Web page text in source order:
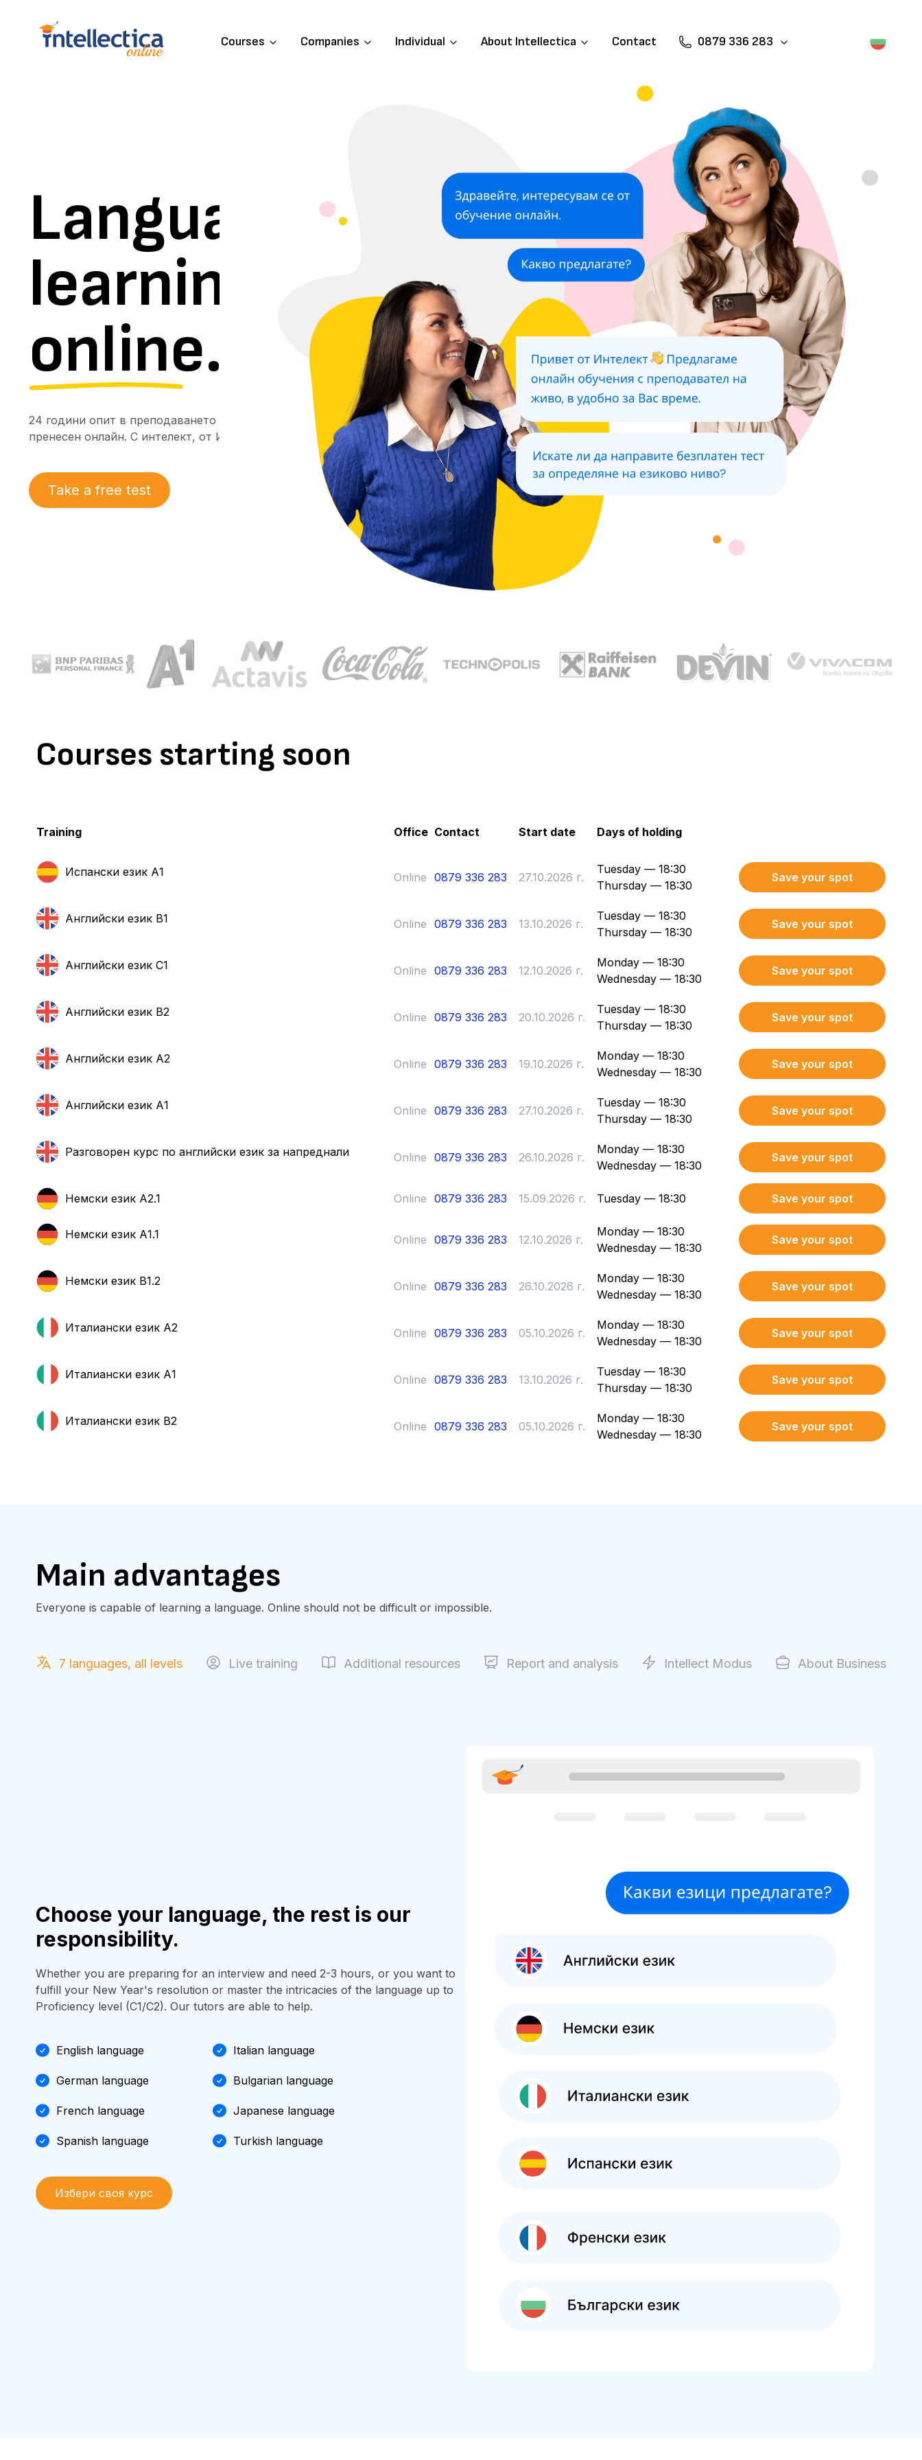
Courses Companies Individual About Intellectica Contact 0879 336 283
Language
learning,
online.
24 години опит в преподаването на чужди езици офлайн,
пренесен онлайн. С интелект, от Интелект.
Take a free test
Courses starting soon
Training Office Contact Start date Days of holding
Испански език А1 Online 0879 336 283 27.10.2026 г.
Tuesday — 18:30
Thursday — 18:30
Save your spot
Английски език B1 Online 0879 336 283 13.10.2026 г.
Tuesday — 18:30
Thursday — 18:30
Save your spot
Английски език С1 Online 0879 336 283 12.10.2026 г.
Monday — 18:30
Wednesday — 18:30
Save your spot
Английски език B2 Online 0879 336 283 20.10.2026 г.
Tuesday — 18:30
Thursday — 18:30
Save your spot
Английски език А2 Online 0879 336 283 19.10.2026 г.
Monday — 18:30
Wednesday — 18:30
Save your spot
Английски език А1 Online 0879 336 283 27.10.2026 г.
Tuesday — 18:30
Thursday — 18:30
Save your spot
Разговорен курс по английски език за напреднали Online 0879 336 283 26.10.2026 г.
Monday — 18:30
Wednesday — 18:30
Save your spot
Немски език А2.1 Online 0879 336 283 15.09.2026 г. Tuesday — 18:30 Save your spot
Немски език А1.1 Online 0879 336 283 12.10.2026 г.
Monday — 18:30
Wednesday — 18:30
Save your spot
Немски език B1.2 Online 0879 336 283 26.10.2026 г.
Monday — 18:30
Wednesday — 18:30
Save your spot
Италиански език А2 Online 0879 336 283 05.10.2026 г.
Monday — 18:30
Wednesday — 18:30
Save your spot
Италиански език А1 Online 0879 336 283 13.10.2026 г.
Tuesday — 18:30
Thursday — 18:30
Save your spot
Италиански език B2 Online 0879 336 283 05.10.2026 г.
Monday — 18:30
Wednesday — 18:30
Save your spot
Main advantages
Everyone is capable of learning a language. Online should not be difficult or impossible.
7 languages, all levels Live training Additional resources Report and analysis Intellect Modus About Business
Choose your language, the rest is our
responsibility.
Whether you are preparing for an interview and need 2-3 hours, or you want to
fulfill your New Year's resolution or master the intricacies of the language up to
Proficiency level (C1/C2). Our tutors are able to help.
English language
German language
French language
Spanish language
Italian language
Bulgarian language
Japanese language
Turkish language
Избери своя курс